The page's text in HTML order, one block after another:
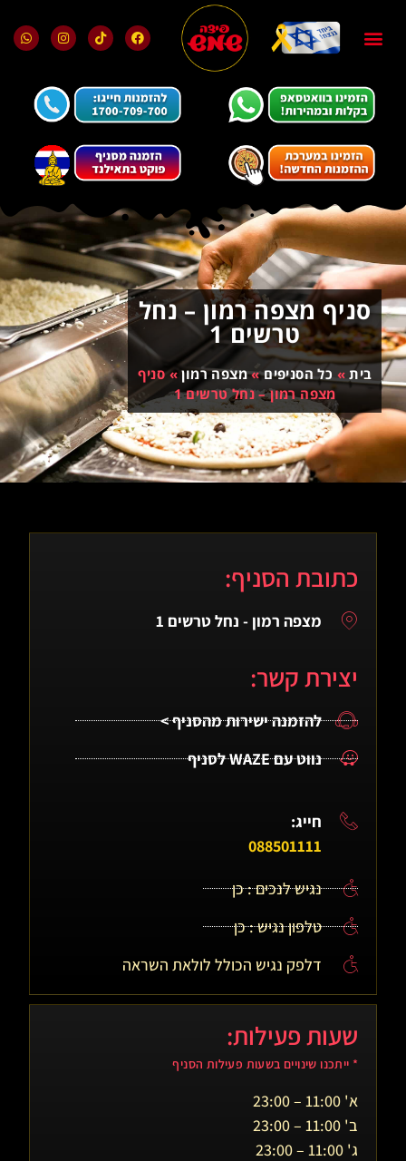
סניף מצפה רמון – נחל
טרשים 1
בית» כל הסניפים»מצפה רמון»סניף
מצפה רמון – נחל טרשים 1
כתובת הסניף:
מצפה רמון - נחל טרשים 1
יצירת קשר:
להזמנה ישירות מהסניף >
נווט עם WAZE לסניף
חייג:
088501111
נגיש לנכים : כן
טלפון נגיש : כן
דלפק נגיש הכולל לולאת השראה
שעות פעילות:
* ייתכנו שינויים בשעות פעילות הסניף
א' 11:00 – 23:00
ב' 11:00 – 23:00
ג' 11:00 – 23:00